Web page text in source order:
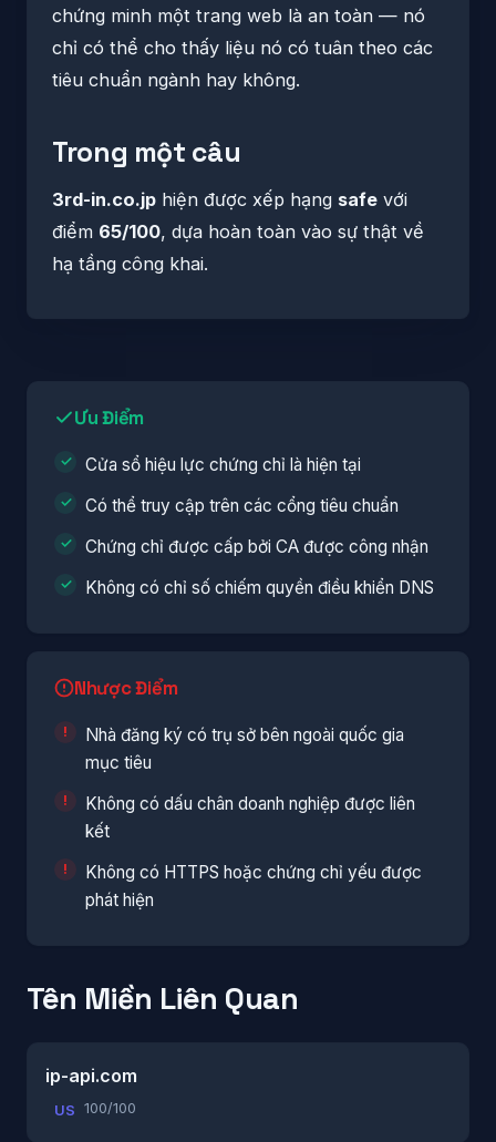
chứng minh một trang web là an toàn — nó
chỉ có thể cho thấy liệu nó có tuân theo các
tiêu chuẩn ngành hay không.
Trong một câu
3rd-in.co.jp hiện được xếp hạng safe với
điểm 65/100, dựa hoàn toàn vào sự thật về
hạ tầng công khai.
Ưu Điểm
Cửa sổ hiệu lực chứng chỉ là hiện tại
Có thể truy cập trên các cổng tiêu chuẩn
Chứng chỉ được cấp bởi CA được công nhận
Không có chỉ số chiếm quyền điều khiển DNS
Nhược Điểm
Nhà đăng ký có trụ sở bên ngoài quốc gia
mục tiêu
Không có dấu chân doanh nghiệp được liên
kết
Không có HTTPS hoặc chứng chỉ yếu được
phát hiện
Tên Miền Liên Quan
ip-api.com
US 100/100